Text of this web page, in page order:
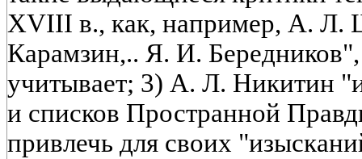
XVIII в., как, например, А.
Карамзин,.. Я. И.
учитывает; 3) А. Л. Никитин
и списков Пространной
привлечь для своих